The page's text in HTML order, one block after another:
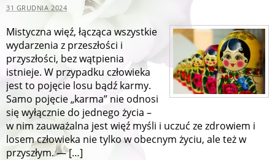
31 GRUDNIA 2024
Mistyczna więź, łącząca wszystkie
wydarzenia z przeszłości i
przyszłości, bez wątpienia
istnieje. W przypadku człowieka
jest to pojęcie losu bądź karmy.
Samo pojęcie „karma” nie odnosi
się wyłącznie do jednego życia –
w nim zauważalna jest więź myśli i uczuć ze zdrowiem i
losem człowieka nie tylko w obecnym życiu, ale też w
przyszłym. — […]